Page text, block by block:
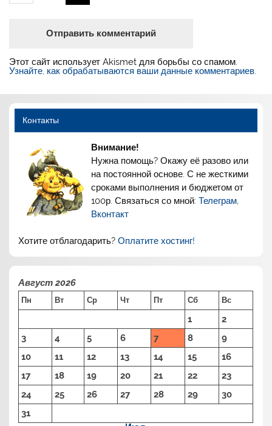
Этот сайт использует Akismet для борьбы со спамом.
Узнайте, как обрабатываются ваши данные комментариев.
Контакты
Внимание!
Нужна помощь? Окажу её разово или
на постоянной основе. С не жесткими
сроками выполнения и бюджетом от
100р. Связаться со мной:Телеграм,
Вконтакт
Хотите отблагодарить?Оплатите хостинг!
Август 2026
Пн Вт Ср Чт Пт Сб Вс
1
2
3
4 5 6 7 8
9
10
11 12 13 14 15
16
17
18 19 20 21 22
23
24
25 26 27 28 29
30
31